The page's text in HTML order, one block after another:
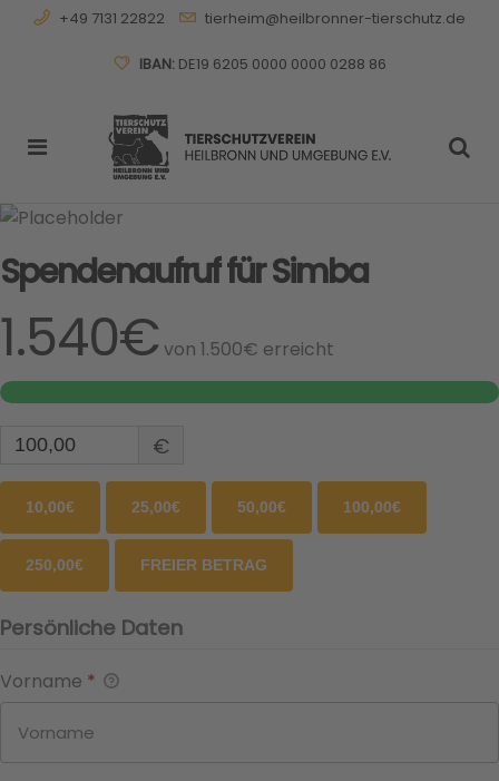
+49 7131 22822 tierheim@heilbronner-tierschutz.de
IBAN:DE19 6205 0000 0000 0288 86
Spendenaufruf für Simba
1.540€ von 1.500€ erreicht
€
10,00€ 25,00€ 50,00€ 100,00€
250,00€ FREIER BETRAG
Persönliche Daten
Vorname *